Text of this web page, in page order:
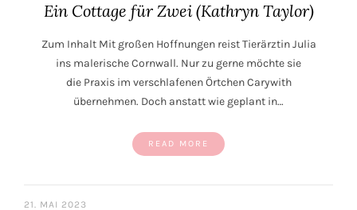
Ein Cottage für Zwei (Kathryn Taylor)
Zum Inhalt Mit großen Hoffnungen reist Tierärztin Julia
ins malerische Cornwall. Nur zu gerne möchte sie
die Praxis im verschlafenen Örtchen Carywith
übernehmen. Doch anstatt wie geplant in…
READ MORE
21. MAI 2023